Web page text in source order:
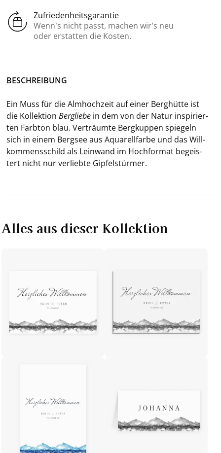
Zufriedenheitsgarantie
Wenn’s nicht passt, machen wir’s neu
oder erstatten die Kosten.
BE­SCHREI­BUNG
Ein Muss für die Alm­hoch­zeit auf einer Berg­hüt­te ist
die Kol­lek­ti­on Ber­g­lie­be in dem von der Natur in­spi­rier­
ten Farb­ton blau. Ver­träum­te Berg­kup­pen spie­geln
sich in einem Berg­see aus Aqua­rell­far­be und das Will­
kom­mens­schild als Lein­wand im Hoch­for­mat be­geis­
tert nicht nur ver­lieb­te Gip­fel­stür­mer.
Alles aus dieser Kollektion